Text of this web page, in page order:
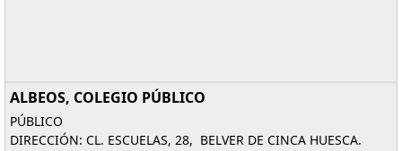
ALBEOS, COLEGIO PÚBLICO
PÚBLICO
DIRECCIÓN: CL. ESCUELAS, 28, BELVER DE CINCA HUESCA.